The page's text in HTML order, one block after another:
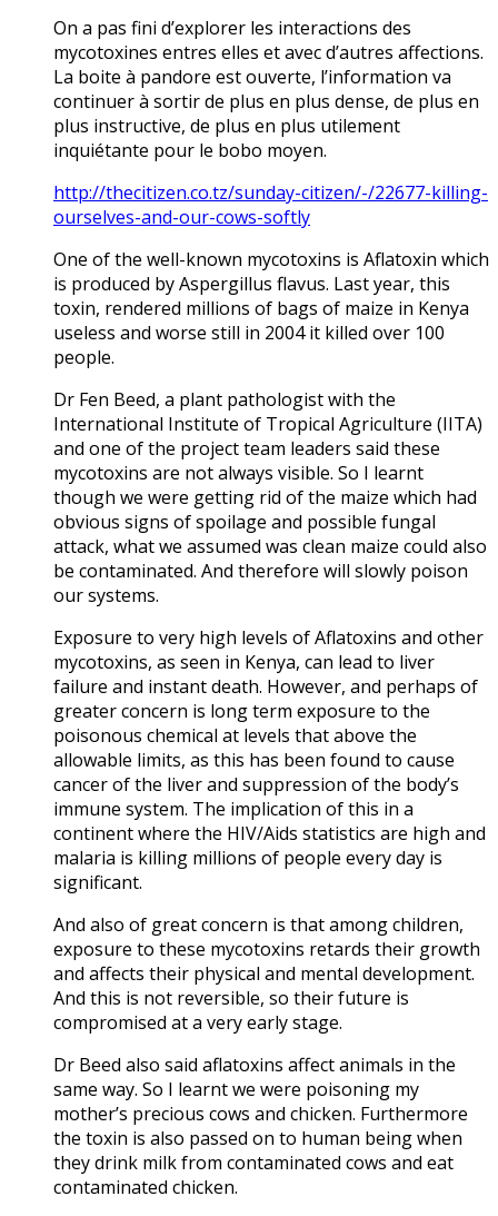
On a pas fini d’explorer les interactions des
mycotoxines entres elles et avec d’autres affections.
La boite à pandore est ouverte, l’information va
continuer à sortir de plus en plus dense, de plus en
plus instructive, de plus en plus utilement
inquiétante pour le bobo moyen.
http://thecitizen.co.tz/sunday-citizen/-/22677-killing-
ourselves-and-our-cows-softly
One of the well-known mycotoxins is Aflatoxin which
is produced by Aspergillus flavus. Last year, this
toxin, rendered millions of bags of maize in Kenya
useless and worse still in 2004 it killed over 100
people.
Dr Fen Beed, a plant pathologist with the
International Institute of Tropical Agriculture (IITA)
and one of the project team leaders said these
mycotoxins are not always visible. So I learnt
though we were getting rid of the maize which had
obvious signs of spoilage and possible fungal
attack, what we assumed was clean maize could also
be contaminated. And therefore will slowly poison
our systems.
Exposure to very high levels of Aflatoxins and other
mycotoxins, as seen in Kenya, can lead to liver
failure and instant death. However, and perhaps of
greater concern is long term exposure to the
poisonous chemical at levels that above the
allowable limits, as this has been found to cause
cancer of the liver and suppression of the body’s
immune system. The implication of this in a
continent where the HIV/Aids statistics are high and
malaria is killing millions of people every day is
significant.
And also of great concern is that among children,
exposure to these mycotoxins retards their growth
and affects their physical and mental development.
And this is not reversible, so their future is
compromised at a very early stage.
Dr Beed also said aflatoxins affect animals in the
same way. So I learnt we were poisoning my
mother’s precious cows and chicken. Furthermore
the toxin is also passed on to human being when
they drink milk from contaminated cows and eat
contaminated chicken.